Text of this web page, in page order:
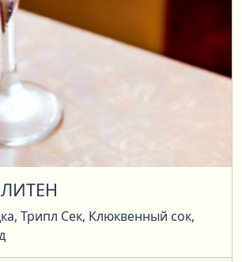
Трипл Сек, Клюквенный сок,